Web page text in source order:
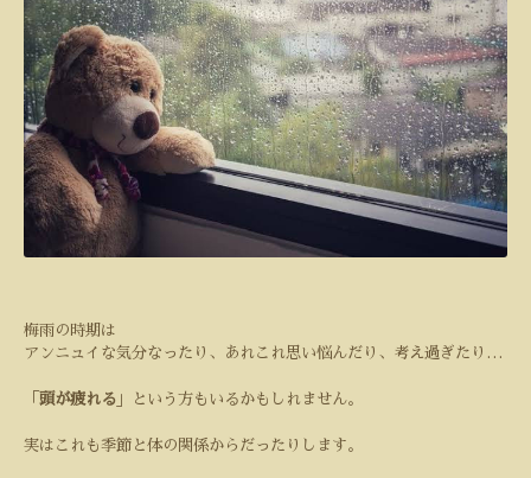
梅雨の時期は
アンニュイな気分なったり、あれこれ思い悩んだり、考え過ぎたり …
「 頭が疲れる 」という方もいるかもしれません。
実はこれも季節と体の関係からだったりします。